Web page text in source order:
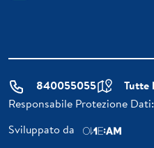
840055055 Tutte
Responsabile Protezione Dati:
Sviluppato da